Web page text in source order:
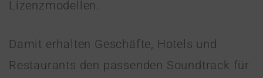
Lizenzmodellen.
Damit erhalten Geschäfte, Hotels und
Restaurants den passenden Soundtrack für